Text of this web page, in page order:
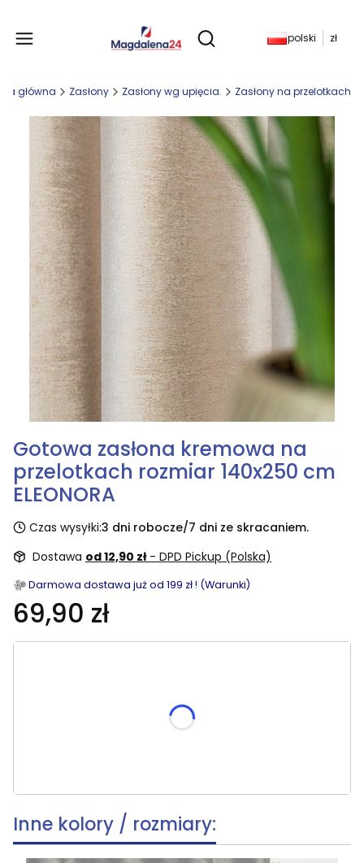
Otwórz wyszukiwarkę
Produkty w
polski zł
główna Zasłony Zasłony wg upięcia. Zasłony na przelotkach
Gotowa zasłona kremowa na
przelotkach rozmiar 140x250 cm
ELEONORA
Czas wysyłki:3 dni robocze/7 dni ze skracaniem.
Dostawa od 12,90 zł - DPD Pickup (Polska)
Darmowa dostawa już od 199 zł ! (Warunki)
69,90 zł
skracania, wymiar po skróceniu [cm]
Inne kolory / rozmiary: